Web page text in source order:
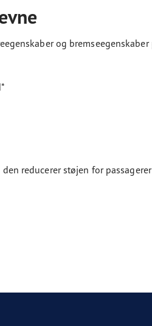
og bremseegenskaber
reducerer støjen for